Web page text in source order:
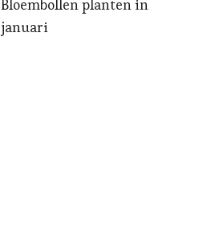
Bloembollen planten in
januari